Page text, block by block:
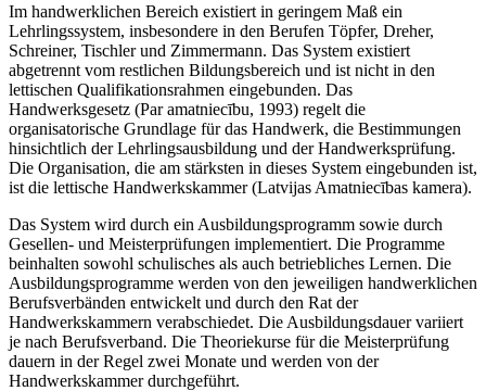
Im handwerklichen Bereich existiert in geringem Maß ein
Lehrlingssystem, insbesondere in den Berufen Töpfer, Dreher,
Schreiner, Tischler und Zimmermann. Das System existiert
abgetrennt vom restlichen Bildungsbereich und ist nicht in den
lettischen Qualifikationsrahmen eingebunden. Das
Handwerksgesetz (Par amatniecību, 1993) regelt die
organisatorische Grundlage für das Handwerk, die Bestimmungen
hinsichtlich der Lehrlingsausbildung und der Handwerksprüfung.
Die Organisation, die am stärksten in dieses System eingebunden ist,
ist die lettische Handwerkskammer (Latvijas Amatniecības kamera).
Das System wird durch ein Ausbildungsprogramm sowie durch
Gesellen- und Meisterprüfungen implementiert. Die Programme
beinhalten sowohl schulisches als auch betriebliches Lernen. Die
Ausbildungsprogramme werden von den jeweiligen handwerklichen
Berufsverbänden entwickelt und durch den Rat der
Handwerkskammern verabschiedet. Die Ausbildungsdauer variiert
je nach Berufsverband. Die Theoriekurse für die Meisterprüfung
dauern in der Regel zwei Monate und werden von der
Handwerkskammer durchgeführt.